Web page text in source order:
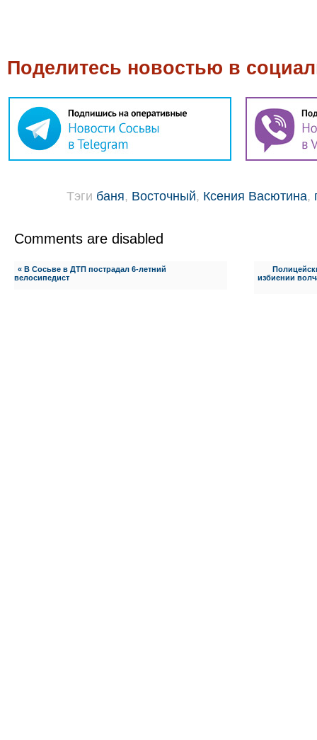
Поделитесь новостью в
Тэги баня, Восточный, Ксения Васютина,
Comments are disabled
« В Сосьве в ДТП пострадал 6-летний
велосипедист
избиении